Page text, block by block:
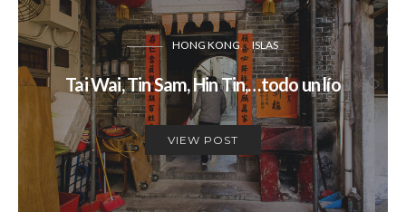
HONG KONG ISLAS
Tai Wai, Tin Sam, Hin Tin,…todo un lío
VIEW POST